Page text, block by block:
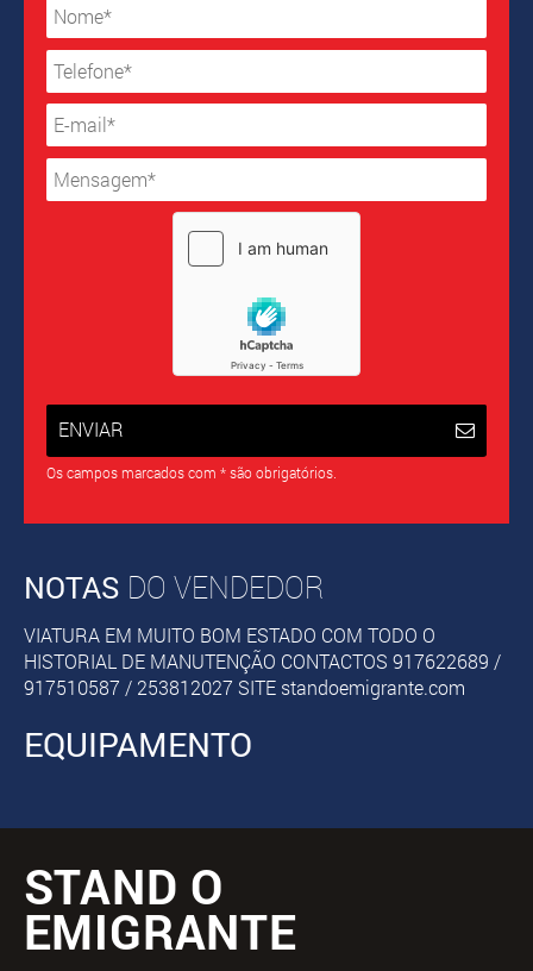
ENVIAR
Os campos marcados com * são obrigatórios.
NOTAS DO VENDEDOR
VIATURA EM MUITO BOM ESTADO COM TODO O
HISTORIAL DE MANUTENÇÃO CONTACTOS 917622689 /
917510587 / 253812027 SITE standoemigrante.com
EQUIPAMENTO
STAND O
EMIGRANTE